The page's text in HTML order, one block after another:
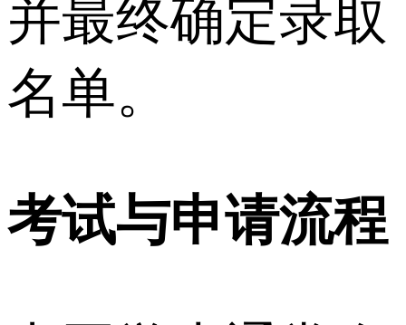
并最终确定录取
名单。
考试与申请流程